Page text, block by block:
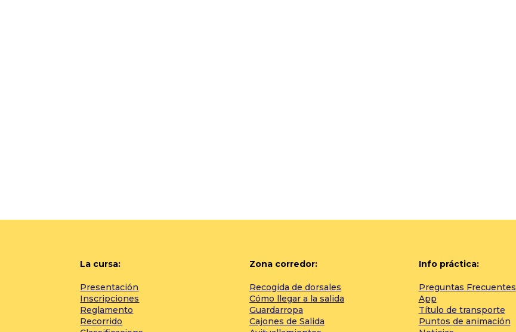
La cursa:
Presentación
Inscripciones
Reglamento
Recorrido
Zona corredor:
Recogida de dorsales
Cómo llegar a la salida
Guardarropa
Cajones de Salida
Info práctica:
Preguntas Frecuentes
App
Título de transporte
Puntos de animación